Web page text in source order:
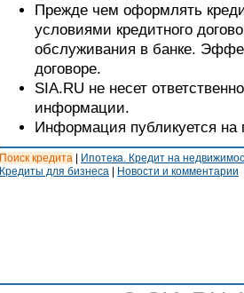
Прежде чем оформлять
условиями кредитного
обслуживания в банке.
договоре.
SIA.RU не несет
информации.
Информация публикуется на
Поиск кредита
Ипотека. Кредит на
Кредиты для бизнеса
Новости и комментарии